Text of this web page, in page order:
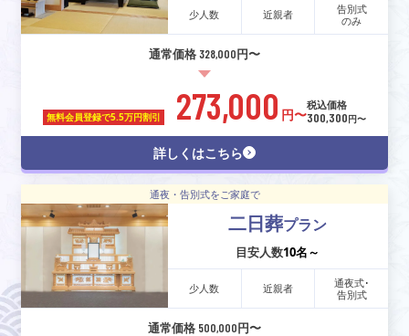
少人数 近親者
告別式
のみ
通常価格 328,000円〜
無料会員登録で5.5万円割引 273,000 円〜
税込価格
300,300円〜
詳しくはこちら
通夜・告別式をご家庭で
二日葬プラン
目安人数10名～
少人数 近親者
通夜式･
告別式
通常価格 500,000円〜